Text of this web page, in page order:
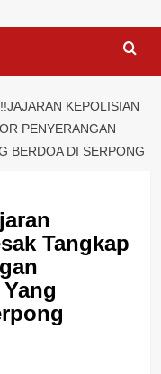
KEPOLISIAN
PENYERANGAN
BERDOA DI SERPONG
Tangkap